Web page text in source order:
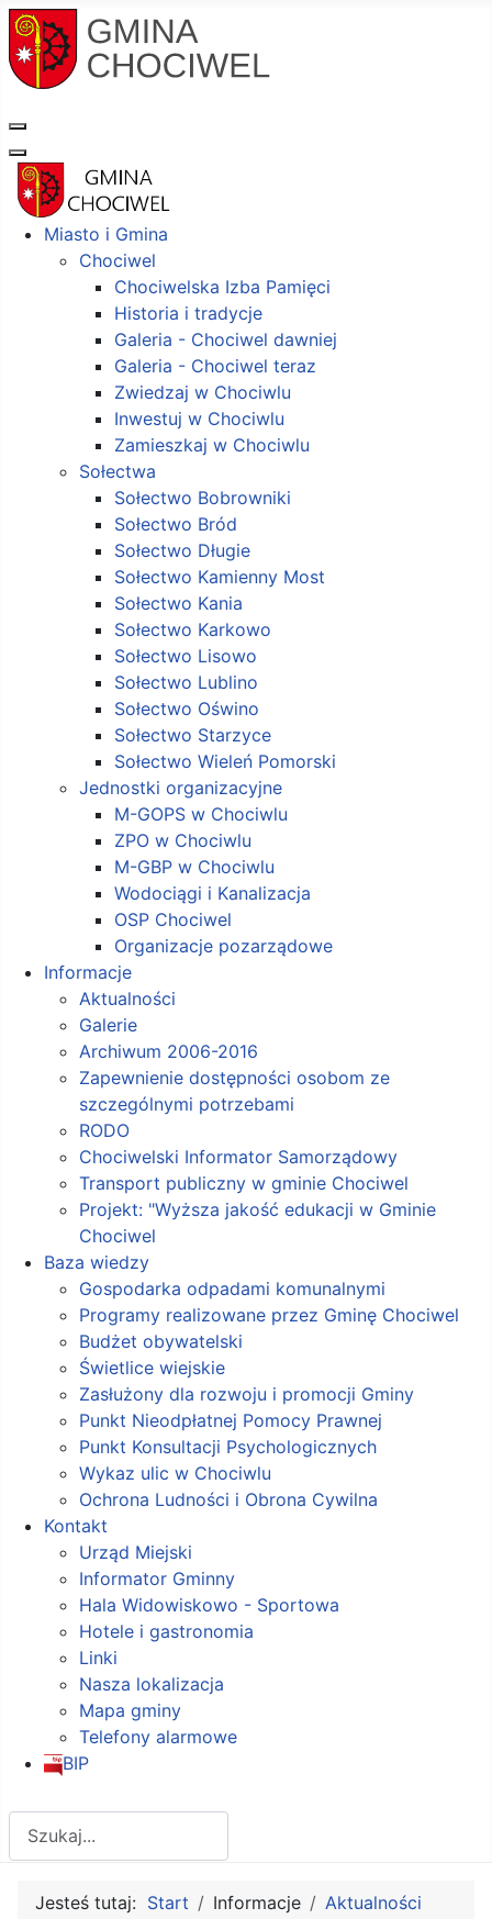
Miasto i Gmina
Chociwel
Chociwelska Izba Pamięci
Historia i tradycje
Galeria - Chociwel dawniej
Galeria - Chociwel teraz
Zwiedzaj w Chociwlu
Inwestuj w Chociwlu
Zamieszkaj w Chociwlu
Sołectwa
Sołectwo Bobrowniki
Sołectwo Bród
Sołectwo Długie
Sołectwo Kamienny Most
Sołectwo Kania
Sołectwo Karkowo
Sołectwo Lisowo
Sołectwo Lublino
Sołectwo Oświno
Sołectwo Starzyce
Sołectwo Wieleń Pomorski
Jednostki organizacyjne
M-GOPS w Chociwlu
ZPO w Chociwlu
M-GBP w Chociwlu
Wodociągi i Kanalizacja
OSP Chociwel
Organizacje pozarządowe
Informacje
Aktualności
Galerie
Archiwum 2006-2016
Zapewnienie dostępności osobom ze
szczególnymi potrzebami
RODO
Chociwelski Informator Samorządowy
Transport publiczny w gminie Chociwel
Projekt: "Wyższa jakość edukacji w Gminie
Chociwel
Baza wiedzy
Gospodarka odpadami komunalnymi
Programy realizowane przez Gminę Chociwel
Budżet obywatelski
Świetlice wiejskie
Zasłużony dla rozwoju i promocji Gminy
Punkt Nieodpłatnej Pomocy Prawnej
Punkt Konsultacji Psychologicznych
Wykaz ulic w Chociwlu
Ochrona Ludności i Obrona Cywilna
Kontakt
Urząd Miejski
Informator Gminny
Hala Widowiskowo - Sportowa
Hotele i gastronomia
Linki
Nasza lokalizacja
Mapa gminy
Telefony alarmowe
BIP
Jesteś tutaj: Start Informacje
Aktualności